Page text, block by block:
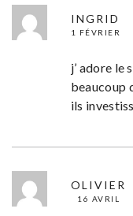
INGRID
1 FÉVRIER
j’ adore le
beaucoup
ils
OLIVIER
16 AVRIL